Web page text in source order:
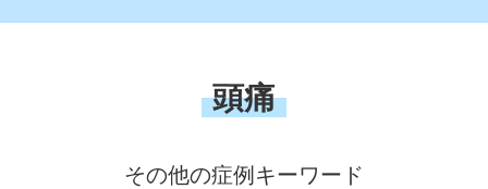
頭痛
その他の症例キーワード